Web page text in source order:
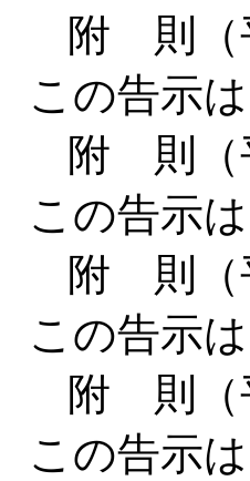
附 則（
この告示
附 則（
この告示
附 則（
この告示
附 則（
この告示